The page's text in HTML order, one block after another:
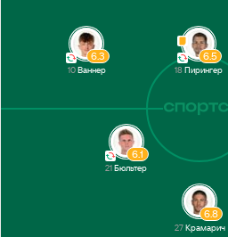
6.3
10Ваннер
6.5
18Пирингер
6.8
27Крамарич
6.1
21Бюльтер